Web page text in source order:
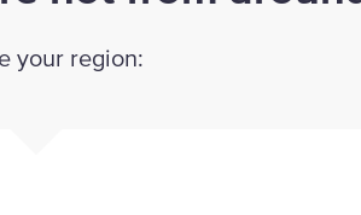
your region: